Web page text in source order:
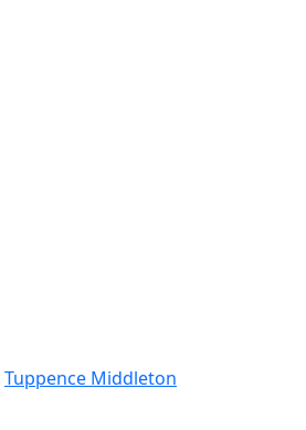
Tuppence Middleton